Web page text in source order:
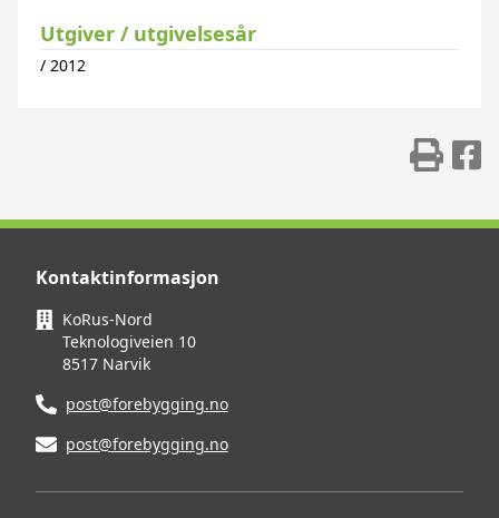
Utgiver / utgivelsesår
/ 2012
Kontaktinformasjon
KoRus-Nord
Teknologiveien 10
8517 Narvik
post@forebygging.no
post@forebygging.no